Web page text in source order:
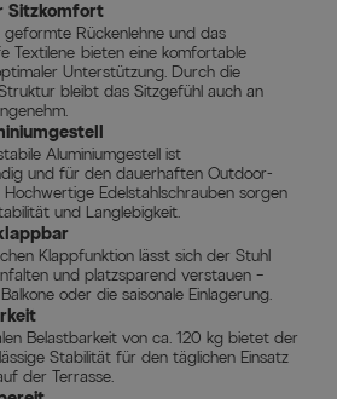
Sitzkomfort
geformte Rückenlehne und das
Textilene bieten eine komfortable
Unterstützung. Durch die
bleibt das Sitzgefühl auch an
Aluminiumgestell ist
und für den dauerhaften Outdoor-
Hochwertige Edelstahlschrauben sorgen
und Langlebigkeit.
Klappfunktion lässt sich der Stuhl
und platzsparend verstauen –
oder die saisonale Einlagerung.
Belastbarkeit von ca. 120 kg bietet der
Stabilität für den täglichen Einsatz
der Terrasse.